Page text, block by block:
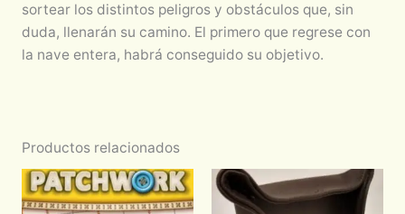
sortear los distintos peligros y obstáculos que, sin
duda, llenarán su camino. El primero que regrese con
la nave entera, habrá conseguido su objetivo.
Productos relacionados